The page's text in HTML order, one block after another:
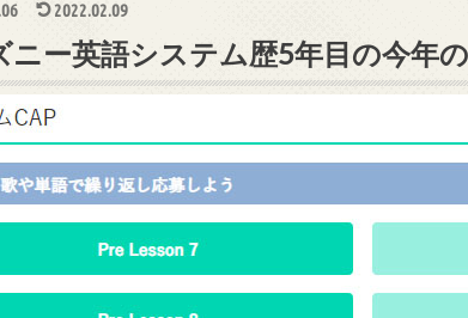
2022.02.09
ニー英語システム歴5年目の今年の